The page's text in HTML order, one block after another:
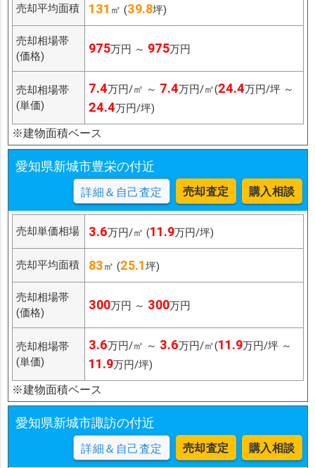
売却平均面積 131 ㎡ (39.8坪)
売却相場帯
(価格)
975万円 ～ 975万円
売却相場帯
(単価)
7.4万円/㎡ ～ 7.4万円/㎡(24.4万円/坪 ～
24.4万円/坪)
※建物面積ベース
愛知県新城市豊栄の付近
詳細＆自己査定 売却査定 購入相談
売却単価相場 3.6万円/㎡ (11.9万円/坪)
売却平均面積 83㎡ (25.1坪)
売却相場帯
(価格)
300万円 ～ 300万円
売却相場帯
(単価)
3.6万円/㎡ ～ 3.6万円/㎡(11.9万円/坪 ～
11.9万円/坪)
※建物面積ベース
愛知県新城市諏訪の付近
詳細＆自己査定 売却査定 購入相談